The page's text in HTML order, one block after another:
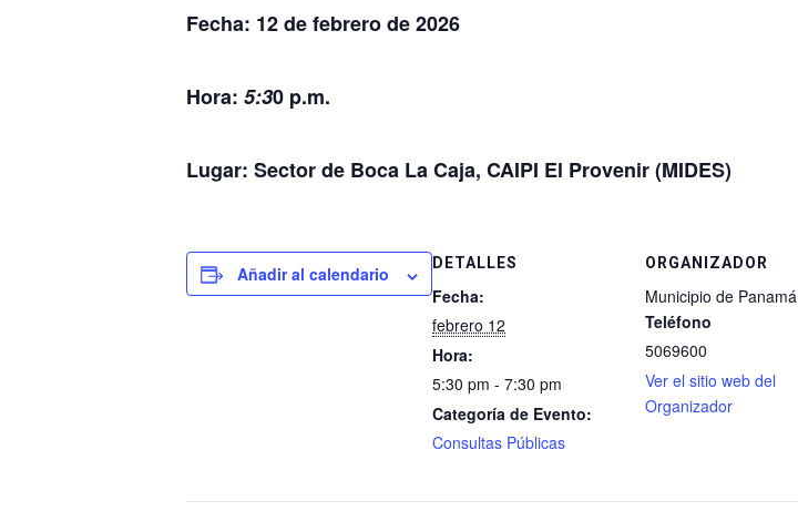
Fecha: 12 de febrero de 2026
Hora: 5:30 p.m.
Lugar: Sector de Boca La Caja, CAIPI El Provenir (MIDES)
Añadir al calendario DETALLES
Fecha:
febrero 12
Hora:
5:30 pm - 7:30 pm
Categoría de Evento:
Consultas Públicas
ORGANIZADOR
Municipio de Panamá
Teléfono
5069600
Ver el sitio web del
Organizador